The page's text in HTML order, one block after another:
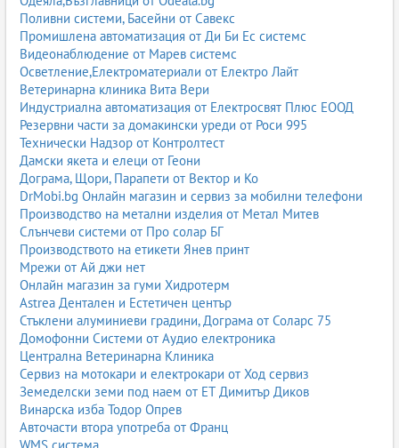
Поливни системи, Басейни от Савекс
Промишлена автоматизация от Ди Би Ес системс
Видеонаблюдение от Марев системс
Осветление,Електроматериали от Електро Лайт
Ветеринарна клиника Вита Вери
Индустриална автоматизация от Електросвят Плюс ЕООД
Резервни части за домакински уреди от Роси 995
Технически Надзор от Контролтест
Дамски якета и елеци от Геони
Дограма, Щори, Парапети от Вектор и Ко
DrMobi.bg Онлайн магазин и сервиз за мобилни телефони
Производство на метални изделия от Метал Митев
Слънчеви системи от Про солар БГ
Производството на етикети Янев принт
Мрежи от Ай джи нет
Онлайн магазин за гуми Хидротерм
Astrea Дентален и Естетичен център
Стъклени алуминиеви градини, Дограма от Соларс 75
Домофонни Системи от Аудио електроника
Централна Ветеринарна Клиника
Сервиз на мотокари и електрокари от Ход сервиз
Земеделски земи под наем от ЕТ Димитър Диков
Винарска изба Тодор Опрев
Авточасти втора употреба от Франц